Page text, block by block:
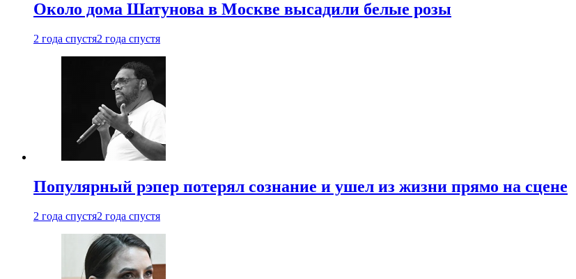
Около дома Шатунова в Москве высадили белые розы
2 года спустя2 года спустя
Популярный рэпер потерял сознание и ушел из жизни прямо на сцене
2 года спустя2 года спустя